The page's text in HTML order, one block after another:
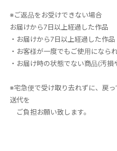
※ご返品をお受けできない場合
お届けから7日以上経過した作品
・お届けから7日以上経過した作品
・お客様が一度でもご使用になら
・お届け時の状態でない商品(汚
※宅急便で受け取り去れずに、戻
送代を
ご負担お願い致します。